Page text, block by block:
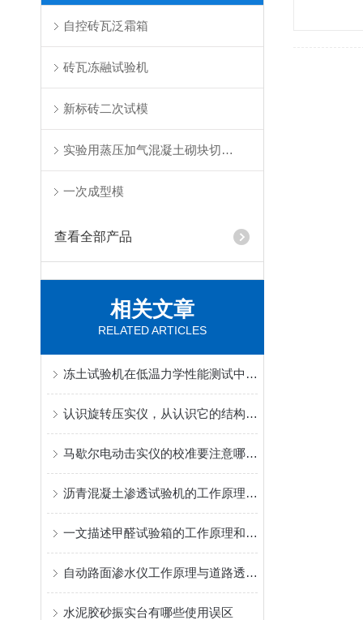
自控砖瓦泛霜箱
砖瓦冻融试验机
新标砖二次试模
实验用蒸压加气混凝土砌块切割机
一次成型模
查看全部产品
相关文章
RELATED ARTICLES
冻土试验机在低温力学性能测试中的应用
认识旋转压实仪，从认识它的结构特点开始
马歇尔电动击实仪的校准要注意哪些细节
沥青混凝土渗透试验机的工作原理是怎样的？
一文描述甲醛试验箱的工作原理和使用细节
自动路面渗水仪工作原理与道路透水性能检测应用
水泥胶砂振实台有哪些使用误区